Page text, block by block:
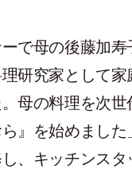
ーで母の後藤加
研究家として家
母の料理を次
』を始めまし
、キッチンスタ